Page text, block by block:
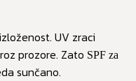
UV zraci
prozore. Zato SPF za
sunčano.